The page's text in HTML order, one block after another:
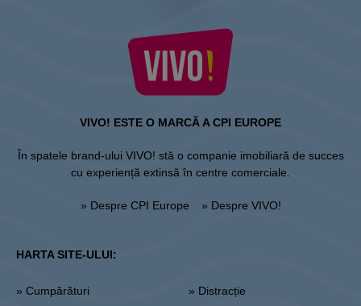
VIVO! ESTE O MARCĂ A CPI EUROPE
În spatele brand-ului VIVO! stă o companie imobiliară de succes
cu experiență extinsă în centre comerciale.
» Despre CPI Europe » Despre VIVO!
HARTA SITE-ULUI:
» Cumpărături
» Distracție